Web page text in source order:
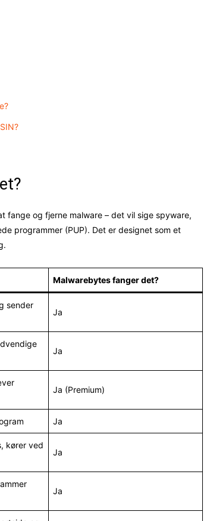
fange og fjerne malware – det vil sige spyware,
programmer (PUP). Det er designet som et
Malwarebytes fanger det?
sender
Ja
Ja
Ja (Premium)
Ja
kører ved
Ja
Ja